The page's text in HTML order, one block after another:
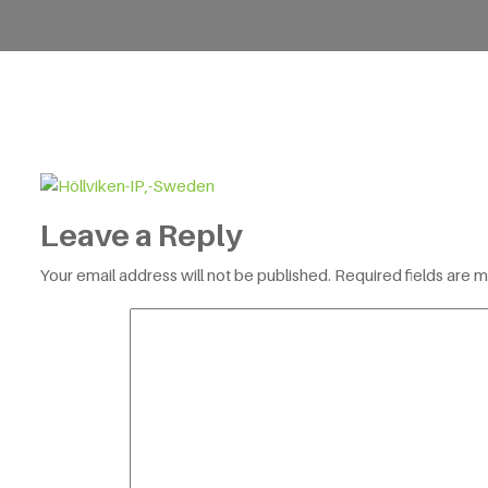
Leave a Reply
Your email address will not be published. Required fields are